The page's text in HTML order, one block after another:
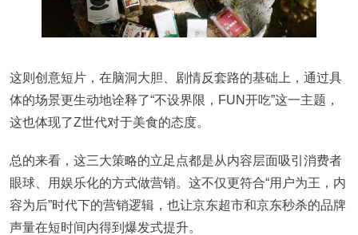
这则创意短片，在脑洞大胆、剧情反套路的基础上，通过具
体的场景更生动地诠释了“不设界限，FUN开吃”这一主题，
这也体现了Z世代对于美食的态度。
总的来看，这三大策略的立足点都是从内容层面吸引消费者
眼球、用娱乐化的方式做营销。这不仅更符合“用户为王，内
容为后”时代下的营销逻辑，也让京东超市和京东秒杀的品牌
声量在短时间内得到爆发式提升。